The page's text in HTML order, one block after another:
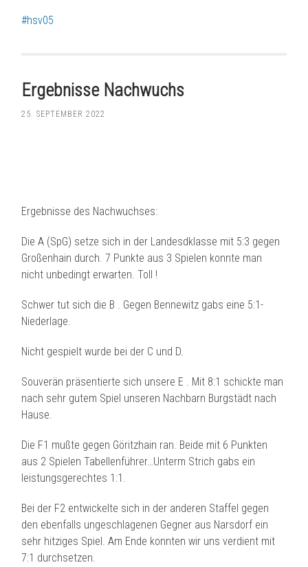
#hsv05
Ergebnisse Nachwuchs
25. SEPTEMBER 2022
Ergebnisse des Nachwuchses:
Die A (SpG) setze sich in der Landesdklasse mit 5:3 gegen
Großenhain durch. 7 Punkte aus 3 Spielen konnte man
nicht unbedingt erwarten. Toll !
Schwer tut sich die B . Gegen Bennewitz gabs eine 5:1-
Niederlage.
Nicht gespielt wurde bei der C und D.
Souverän präsentierte sich unsere E . Mit 8:1 schickte man
nach sehr gutem Spiel unseren Nachbarn Burgstädt nach
Hause.
Die F1 mußte gegen Göritzhain ran. Beide mit 6 Punkten
aus 2 Spielen Tabellenführer…Unterm Strich gabs ein
leistungsgerechtes 1:1.
Bei der F2 entwickelte sich in der anderen Staffel gegen
den ebenfalls ungeschlagenen Gegner aus Narsdorf ein
sehr hitziges Spiel. Am Ende konnten wir uns verdient mit
7:1 durchsetzen.